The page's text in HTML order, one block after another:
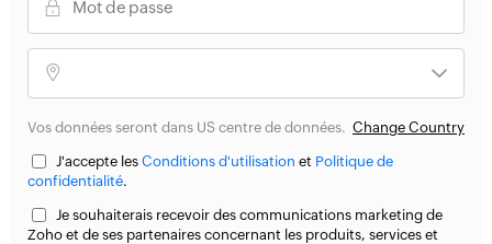
Vos données seront dans US centre de données. Change Country
J'accepte les Conditions d'utilisation et Politique de
confidentialité.
Je souhaiterais recevoir des communications marketing de
Zoho et de ses partenaires concernant les produits, services et